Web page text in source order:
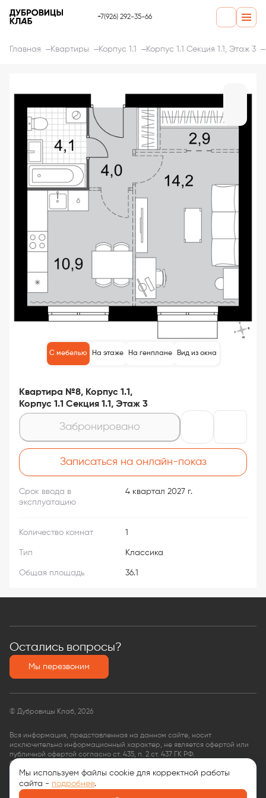
+7(926) 292-35-66
Главная Квартиры Корпус 1.1 Корпус 1.1 Секция 1.1, Этаж 3
С мебелью На этаже На генплане Вид из окна
Квартира №8, Корпус 1.1,
Корпус 1.1 Секция 1.1, Этаж 3
Забронировано
Записаться на онлайн-показ
Срок ввода в
эксплуатацию
4 квартал 2027 г.
Количество комнат 1
Тип Классика
Общая площадь 36.1
Остались вопросы?
Мы перезвоним
© Дубровицы Клаб, 2026
Вся информация, представленная на данном сайте, носит
исключительно информационный характер, не является офертой или
публичной офертой согласно ст. 435, п. 2 ст. 437 ГК РФ.
ООО «КФ Финансовые услуги»,
ОГРН: 1135074008563,
ИНН: 9704035599
Документы
Мы используем файлы cookie для корректной работы
сайта - подробнее.